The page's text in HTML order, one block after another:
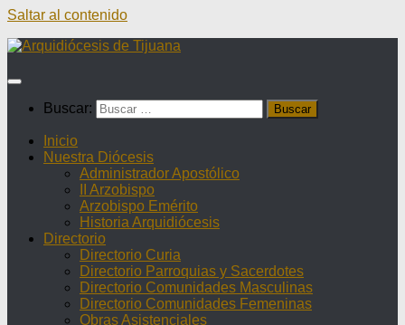
Saltar al contenido
Buscar:
Inicio
Nuestra Diócesis
Administrador Apostólico
II Arzobispo
Arzobispo Emérito
Historia Arquidiócesis
Directorio
Directorio Curia
Directorio Parroquias y Sacerdotes
Directorio Comunidades Masculinas
Directorio Comunidades Femeninas
Obras Asistenciales